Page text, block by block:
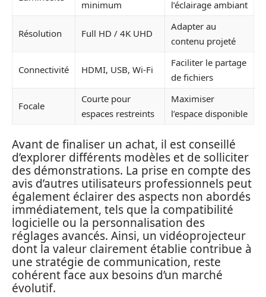
minimum l’éclairage ambiant
Résolution Full HD / 4K UHD
Adapter au
contenu projeté
Connectivité HDMI, USB, Wi-Fi
Faciliter le partage
de fichiers
Focale
Courte pour
espaces restreints
Maximiser
l’espace disponible
Avant de finaliser un achat, il est conseillé
d’explorer différents modèles et de solliciter
des démonstrations. La prise en compte des
avis d’autres utilisateurs professionnels peut
également éclairer des aspects non abordés
immédiatement, tels que la compatibilité
logicielle ou la personnalisation des
réglages avancés. Ainsi, un vidéoprojecteur
dont la valeur clairement établie contribue à
une stratégie de communication, reste
cohérent face aux besoins d’un marché
évolutif.